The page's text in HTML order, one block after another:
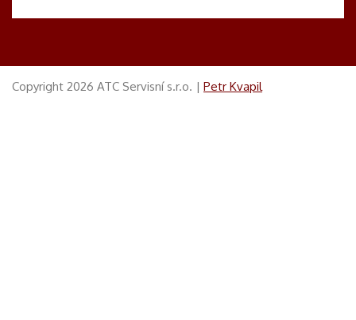
Copyright 2026 ATC Servisní s.r.o. | Petr Kvapil